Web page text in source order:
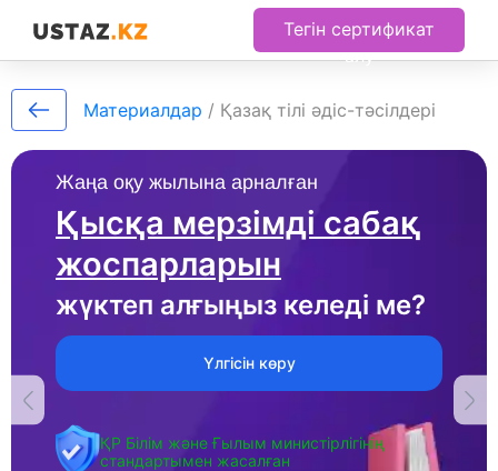
Тегін сертификат
алу
Жаңа оқу жылына арналған
Қысқа мерзімді сабақ
жоспарларын
жүктеп алғыңыз келеді ме?
Үлгісін көру
ҚР Білім және Ғылым министірлігінің
стандартымен жасалған
Материалдар / Қазақ тілі әдіс-тәсілдері